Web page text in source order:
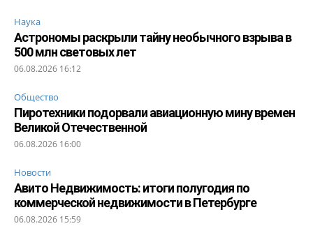
Наука
Астрономы раскрыли тайну необычного взрыва в
500 млн световых лет
06.08.2026 16:12
Общество
Пиротехники подорвали авиационную мину времен
Великой Отечественной
06.08.2026 16:00
Новости
Авито Недвижимость: итоги полугодия по
коммерческой недвижимости в Петербурге
06.08.2026 15:59